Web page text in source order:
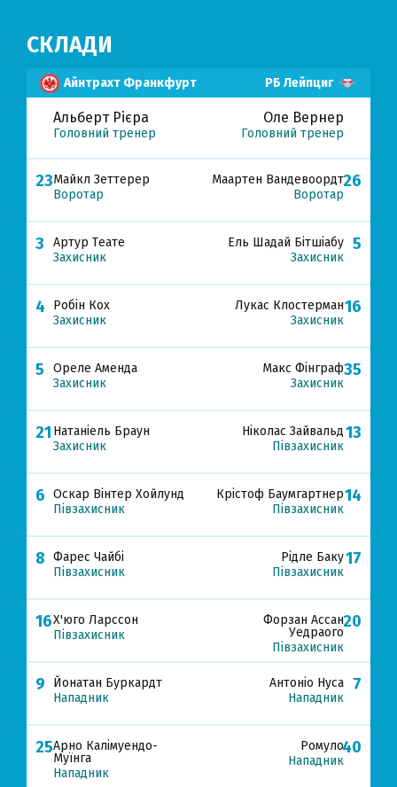
СКЛАДИ
Айнтрахт Франкфурт РБ Лейпциг
Альберт Рієра
Головний тренер
23Майкл Зеттерер
Воротар
3
Артур Теате
Захисник
4
Робін Кох
Захисник
5
Ореле Аменда
Захисник
21 Натаніель Браун
Захисник
6 Оскар Вінтер Хойлунд
Півзахисник
8 Фарес Чайбі
Півзахисник
16Х'юго Ларссон
Півзахисник
9
Йонатан Буркардт
Нападник
25Арно Калімуендо-
Муїнга
Нападник
Оле Вернер
Головний тренер
26
Маартен Вандевоордт
Воротар
5
Ель Шадай Бітшіабу
Захисник
16
Лукас Клостерман
Захисник
35
Макс Фінграф
Захисник
13
Ніколас Зайвальд
Півзахисник
14
Крістоф Баумгартнер
Півзахисник
17
Рідле Баку
Півзахисник
20
Форзан Ассан
Уедраого
Півзахисник
7
Антоніо Нуса
Нападник
40
Ромуло
Нападник